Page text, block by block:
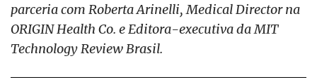
parceria com Roberta Arinelli, Medical Director na
ORIGIN Health Co. e Editora-executiva da MIT
Technology Review Brasil.